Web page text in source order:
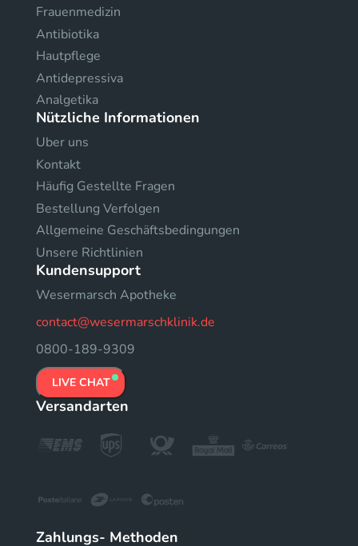
Frauenmedizin
Antibiotika
Hautpflege
Antidepressiva
Analgetika
Nützliche Informationen
Uber uns
Kontakt
Häufig Gestellte Fragen
Bestellung Verfolgen
Allgemeine Geschäftsbedingungen
Unsere Richtlinien
Kundensupport
Wesermarsch Apotheke
contact@wesermarschklinik.de
0800-189-9309
LIVE CHAT
Versandarten
Zahlungs- Methoden